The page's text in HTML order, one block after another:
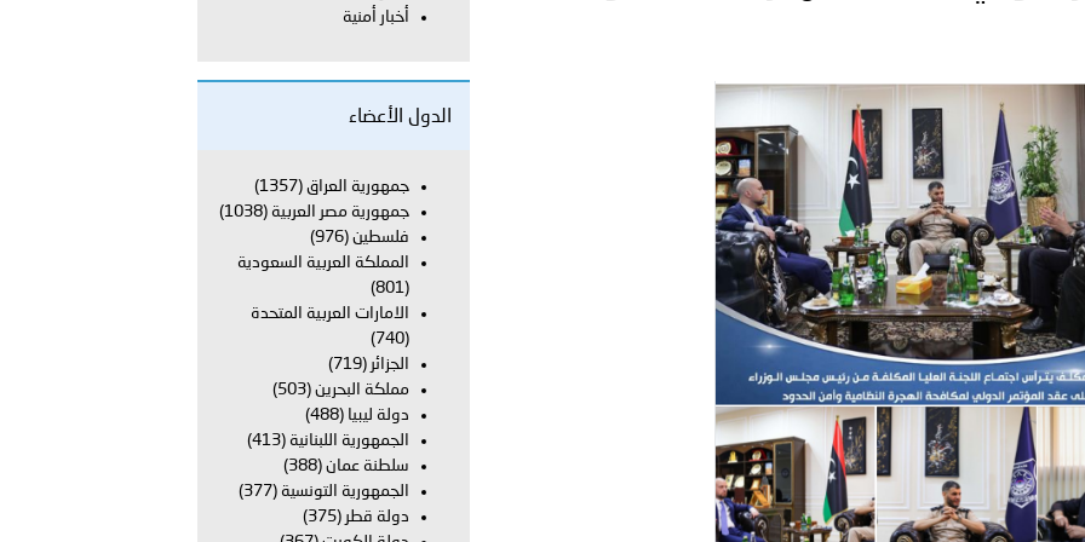
الإمارات ـ 1448/02/22هـ ــ الموافق 2026/08/05 م - شرطة أبوظبي تحذر من زيادة عدد الركاب في المركبات حفاظًا على سلامة
الإمارات ـ 1448/02/22هـ ــ الموافق 2026/08/05 م - شرطة أبوظبي تطلع وفد الشرطة الإيطالية على منظومتي التأهيل الشرطي
الإمارات ـ 1448/02/22هـ ــ الموافق 2026/08/05 م - شرطة أبوظبي تنظم حملة للتبرع بالدم في منطقة الظفرة تعزيزا للمسؤولية
الكويت ـ 1448/02/22هـ ــ الموافق 2026/08/05 م - بمناسبة صدور المرسومين الأميريين معالي النائب الأول لرئيس مجلس الوزراء
وزارياً بتعيين اللواء حمد أحمد المنيفي وكيل وزارة مساعد لشؤون الأمن العام..
أخبار أمنية
الدول الأعضاء
جمهورية العراق (1357)
جمهورية مصر العربية (1038)
فلسطين(976)
المملكة العربية السعودية
(801)
الامارات العربية المتحدة
(740)
الجزائر (719)
مملكة البحرين (503)
دولة ليبيا (488)
الجمهورية اللبنانية (413)
سلطنة عمان (388)
الجمهورية التونسية (377)
دولة قطر (375)